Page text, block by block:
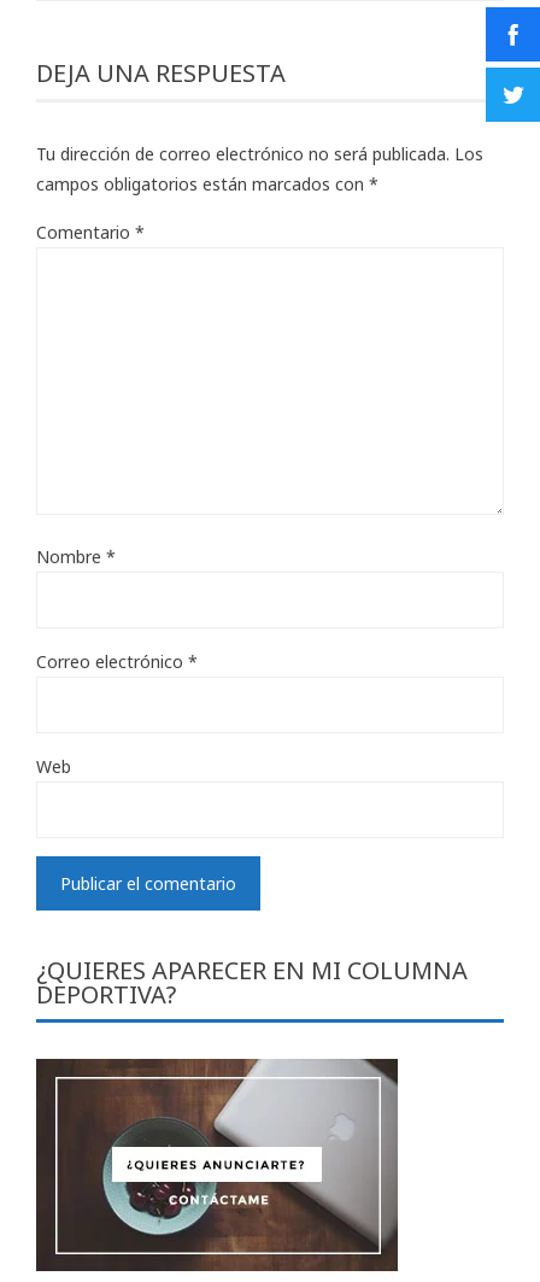
DEJA UNA RESPUESTA
Tu dirección de correo electrónico no será publicada. Los
campos obligatorios están marcados con *
Comentario *
Nombre *
Correo electrónico *
Web
¿QUIERES APARECER EN MI COLUMNA
DEPORTIVA?